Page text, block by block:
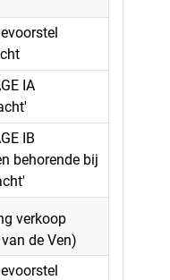
IA
IB
behorende bij
verkoop
de Ven)